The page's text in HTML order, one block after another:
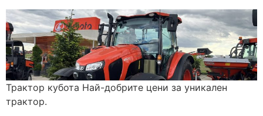
Трактор кубота Най-добрите цени за уникален
трактор.